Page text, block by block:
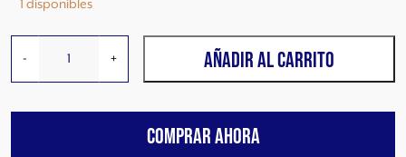
1 disponibles
-
r
+ AÑADIR AL CARRITO
COMPRAR AHORA